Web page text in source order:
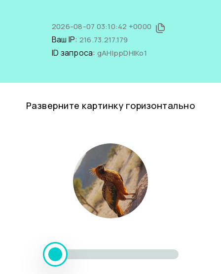
2026-08-07 03:10:42 +0000
Ваш IP: 216.73.217.179
ID запроса: gAHIppDHIKo1
Разверните картинку горизонтально